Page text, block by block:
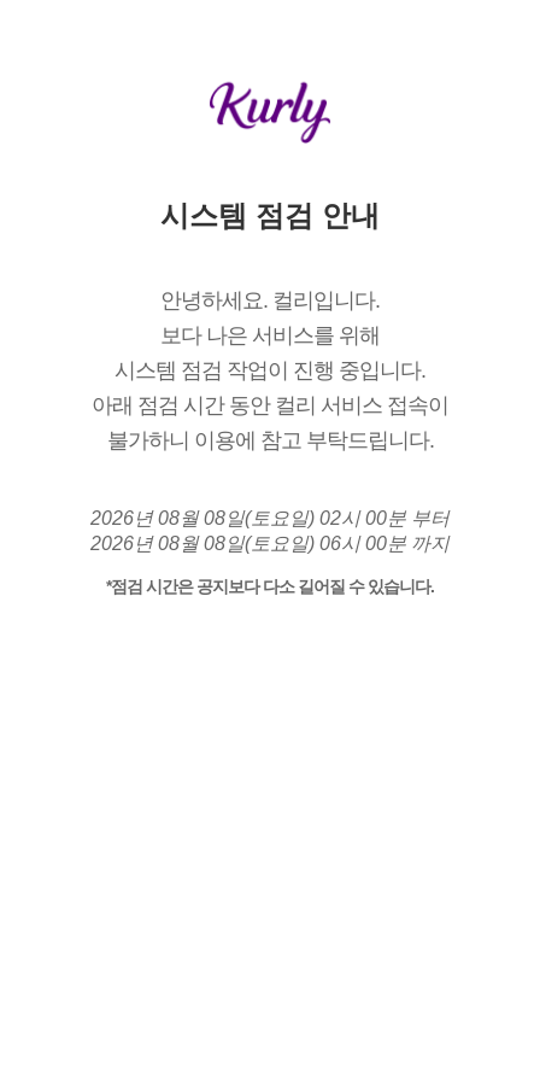
시스템 점검 안내
안녕하세요. 컬리입니다.
보다 나은 서비스를 위해
시스템 점검 작업이 진행 중입니다.
아래 점검 시간 동안 컬리 서비스 접속이
불가하니 이용에 참고 부탁드립니다.
2026년 08월 08일(토요일) 02시 00분 부터
2026년 08월 08일(토요일) 06시 00분 까지
*점검 시간은 공지보다 다소 길어질 수 있습니다.